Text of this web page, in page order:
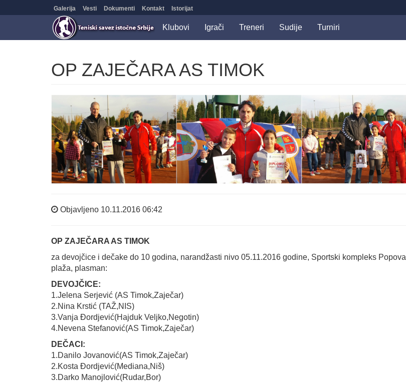
Galerija Vesti Dokumenti Kontakt Istorijat
Klubovi Igrači Treneri Sudije Turniri
OP ZAJEČARA AS TIMOK
Objavljeno 10.11.2016 06:42
OP ZAJEČARA AS TIMOK
za devojčice i dečake do 10 godina, narandžasti nivo 05.11.2016 godine, Sportski kompleks Popova
plaža, plasman:
DEVOJČICE:
1.Jelena Serjević (AS Timok,Zaječar)
2.Nina Krstić (TAŽ,NIS)
3.Vanja Đordjević(Hajduk Veljko,Negotin)
4.Nevena Stefanović(AS Timok,Zaječar)
DEČACI:
1.Danilo Jovanović(AS Timok,Zaječar)
2.Kosta Đordjević(Mediana,Niš)
3.Darko Manojlović(Rudar,Bor)